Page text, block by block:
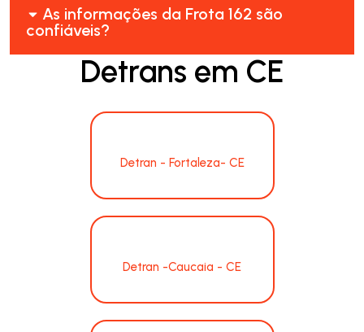
As informações da Frota 162 são
confiáveis?
Detrans em CE
Detran - Fortaleza- CE
Detran -Caucaia - CE